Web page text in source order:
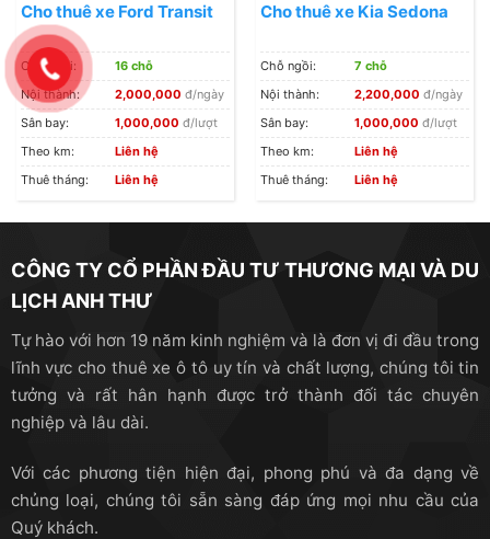
Cho thuê xe Ford Transit
Chỗ ngồi:
16 chỗ
Nội thành:
2,000,000 đ/ngày
Sân bay:
1,000,000 đ/lượt
Theo km:
Liên hệ
Thuê tháng:
Liên hệ
Cho thuê xe Kia Sedona
Chỗ ngồi:
7 chỗ
Nội thành:
2,200,000 đ/ngày
Sân bay:
1,000,000 đ/lượt
Theo km:
Liên hệ
Thuê tháng:
Liên hệ
CÔNG TY CỔ PHẦN ĐẦU TƯ THƯƠNG MẠI VÀ DU
LỊCH ANH THƯ
Tự hào với hơn 19 năm kinh nghiệm và là đơn vị đi đầu trong
lĩnh vực cho thuê xe ô tô uy tín và chất lượng, chúng tôi tin
tưởng và rất hân hạnh được trở thành đối tác chuyên
nghiệp và lâu dài.
Với các phương tiện hiện đại, phong phú và đa dạng về
chủng loại, chúng tôi sẵn sàng đáp ứng mọi nhu cầu của
Quý khách.